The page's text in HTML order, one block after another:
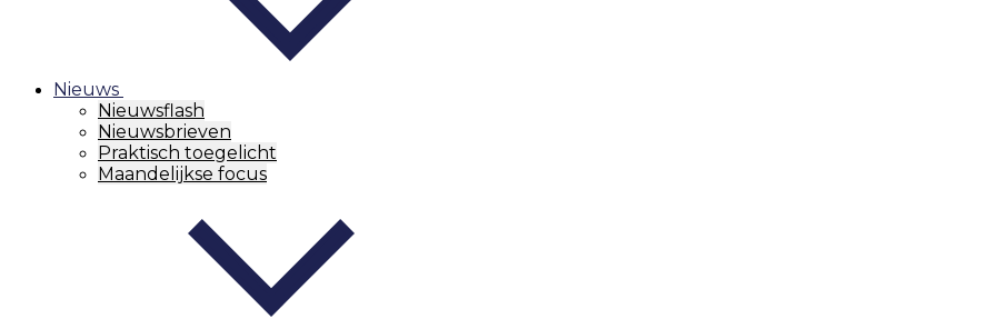
Nieuws
Nieuwsflash
Nieuwsbrieven
Praktisch toegelicht
Maandelijkse focus